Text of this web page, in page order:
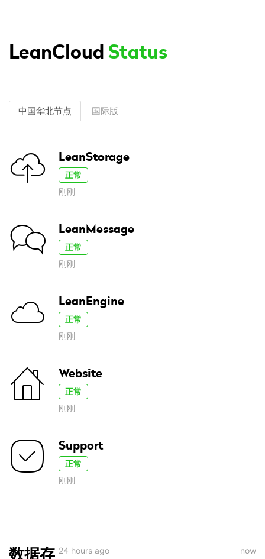
LeanCloudStatus
中国华北节点 国际版
LeanStorage
正常
刚刚
LeanMessage
正常
刚刚
LeanEngine
正常
刚刚
Website
正常
刚刚
Support
正常
刚刚
数据存 24 hours ago now